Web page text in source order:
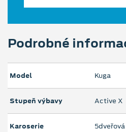
Podrobné
Model Kuga
Stupeň výbavy Active X
Karoserie 5dveřová